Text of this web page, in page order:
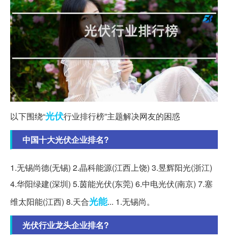
以下围绕“光伏行业排行榜”主题解决网友的困惑
中国十大光伏企业排名?
1.无锡尚德(无锡) 2.晶科能源(江西上饶) 3.昱辉阳光(浙江)
4.华阳绿建(深圳) 5.茵能光伏(东莞) 6.中电光伏(南京) 7.塞
维太阳能(江西) 8.天合光能... 1.无锡尚。
光伏行业龙头企业排名?